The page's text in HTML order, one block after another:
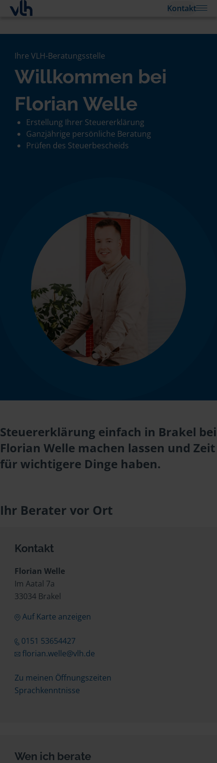
Kontakt
Ihre VLH-Beratungsstelle
Willkommen bei
Florian Welle
Erstellung Ihrer Steuererklärung
Ganzjährige persönliche Beratung
Prüfen des Steuerbescheids
Steuererklärung einfach in Brakel bei
Florian Welle machen lassen und Zeit
für wichtigere Dinge haben.
Ihr Berater vor Ort
Kontakt
Florian Welle
Im Aatal 7a
33034 Brakel
Auf Karte anzeigen
0151 53654427
florian.welle@vlh.de
Zu meinen Öffnungszeiten
Sprachkenntnisse
Wen ich berate